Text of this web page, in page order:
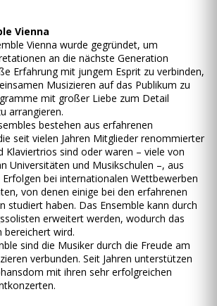
Vienna
Vienna wurde gegründet, um
an die nächste Generation
Erfahrung mit jungem Esprit zu verbinden,
Musizieren auf das Publikum zu
mit großer Liebe zum Detail
arrangieren.
bestehen aus erfahrenen
seit vielen Jahren Mitglieder renommierter
Klaviertrios sind oder waren – viele von
Universitäten und Musikschulen –, aus
bei internationalen Wettbewerben
von denen einige bei den erfahrenen
studiert haben. Das Ensemble kann durch
erweitert werden, wodurch das
bereichert wird.
sind die Musiker durch die Freude am
verbunden. Seit Jahren unterstützen
mit ihren sehr erfolgreichen